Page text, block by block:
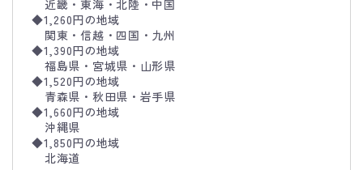
近畿・東海・北陸・中国
◆1,260円の地域
関東・信越・四国・九州
◆1,390円の地域
福島県・宮城県・山形県
◆1,520円の地域
青森県・秋田県・岩手県
◆1,660円の地域
沖縄県
◆1,850円の地域
北海道